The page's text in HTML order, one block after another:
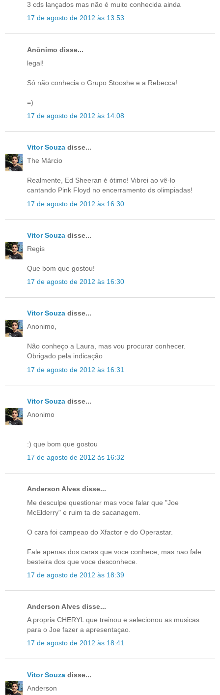
3 cds lançados mas não é muito conhecida ainda
17 de agosto de 2012 às 13:53
Anônimo disse...
legal!
Só não conhecia o Grupo Stooshe e a Rebecca!
=)
17 de agosto de 2012 às 14:08
Vitor Souza disse...
The Márcio
Realmente, Ed Sheeran é ótimo! Vibrei ao vê-lo
cantando Pink Floyd no encerramento ds olimpiadas!
17 de agosto de 2012 às 16:30
Vitor Souza disse...
Regis
Que bom que gostou!
17 de agosto de 2012 às 16:30
Vitor Souza disse...
Anonimo,
Não conheço a Laura, mas vou procurar conhecer.
Obrigado pela indicação
17 de agosto de 2012 às 16:31
Vitor Souza disse...
Anonimo
:) que bom que gostou
17 de agosto de 2012 às 16:32
Anderson Alves disse...
Me desculpe questionar mas voce falar que "Joe
McElderry" e ruim ta de sacanagem.
O cara foi campeao do Xfactor e do Operastar.
Fale apenas dos caras que voce conhece, mas nao fale
besteira dos que voce desconhece.
17 de agosto de 2012 às 18:39
Anderson Alves disse...
A propria CHERYL que treinou e selecionou as musicas
para o Joe fazer a apresentaçao.
17 de agosto de 2012 às 18:41
Vitor Souza disse...
Anderson